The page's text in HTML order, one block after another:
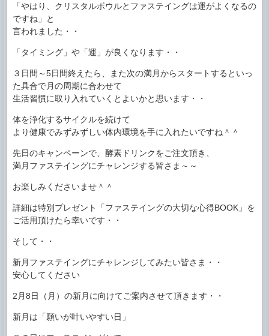
「やはり、クリスタルボウルとファステイングは運がよくなるの
ですね」と
言われました・・
「タイミング」や「運」が良くなります・・
３日間～5日間終えたら、また次の満月からスタートするといっ
た具合で月の周期に合わせて
生活習慣に取り入れていくとよいかと思います・・
体を浄化するサイクルを続けて
より健康でみずみずしい体内環境を手に入れたいですね＾＾
先日のキャンペーンで、酵素ドリンクをご注文頂き、
満月ファステイングにチャレンジする皆さま～～
お楽しみくださいませ＾＾
詳細は特別プレゼント「ファステイングの大切な心得BOOK」を
ご活用頂けたら幸いです・・
そして・・
新月ファステイングにチャレンジしてみたい皆さま・・
安心してください
2月8日（月）の新月に向けてご案内させて頂きます・・
新月は「願いが叶いやすい日」